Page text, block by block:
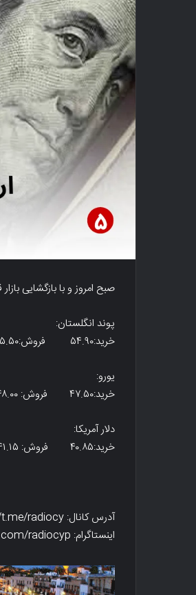
صبح امروز و با بازگشایی
پوند انگلستان:
خرید:۵۴.۹۰ فروش:۵۵.۵۰
یورو:
خرید:۴۷.۵۰ فروش: ۴۸.۰۰
دلار آمریکا:
خرید:۴۰.۸۵ فروش: ۴۱.۱۵
آدرس کانال: https://t.me/radiocy
اینستاگرام: instagram.com/radiocyp